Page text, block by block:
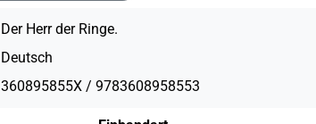
Der Herr der Ringe.
Deutsch
360895855X / 9783608958553